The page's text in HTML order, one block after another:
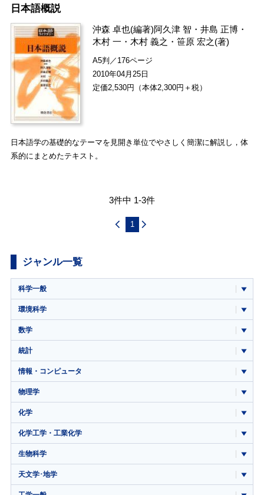
日本語概説
沖森 卓也(編著)阿久津 智 ・井島 正博 ・
木村 一 ・ 木村 義之 ・笹原 宏之(著)
A5判／176ページ
2010年04月25日
定価2,530円（本体2,300円＋税）
日本語学の基礎的なテーマを見開き単位でやさしく簡潔に解説し，体
系的にまとめたテキスト。
3件中 1-3件
1
ジャンル一覧
科学一般
環境科学
数学
統計
情報・コンピュータ
物理学
化学
化学工学・工業化学
生物科学
天文学･地学